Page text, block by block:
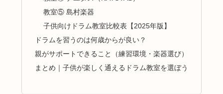
教室⑤ 島村楽器
子供向けドラム教室比較表【2025年版】
ドラムを習うのは何歳からが良い？
親がサポートできること（練習環境・楽器選び）
まとめ｜子供が楽しく通えるドラム教室を選ぼう